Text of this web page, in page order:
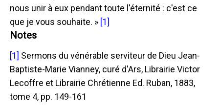
nous unir à eux pendant toute l'éternité : c'est ce
que je vous souhaite. » [1]
Notes
[1] Sermons du vénérable serviteur de Dieu Jean-
Baptiste-Marie Vianney, curé d'Ars, Librairie Victor
Lecoffre et Librairie Chrétienne Ed. Ruban, 1883,
tome 4, pp. 149-161